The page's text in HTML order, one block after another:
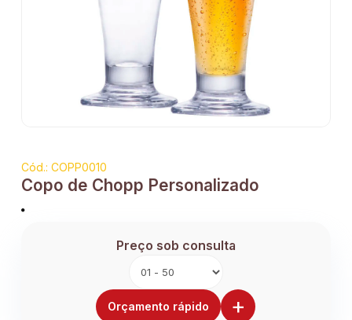
Cód.: COPP0010
Copo de Chopp Personalizado
Preço sob consulta
Orçamento rápido +